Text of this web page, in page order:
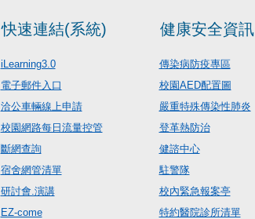
快速連結(系統)
iLearning3.0
電子郵件入口
洽公車輛線上申請
校園網路每日流量控管
斷網查詢
宿舍網管清單
研討會.演講
EZ-come
健康安全資訊
傳染病防疫專區
校園AED配置圖
嚴重特殊傳染性肺炎
登革熱防治
健諮中心
駐警隊
校內緊急報案亭
特約醫院診所清單